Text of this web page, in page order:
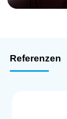
Referenzen